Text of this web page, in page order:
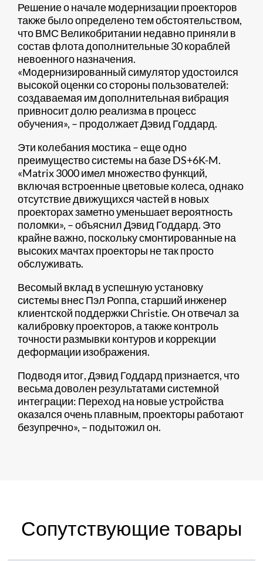
Решение о начале модернизации проекторов
также было определено тем обстоятельством,
что ВМС Великобритании недавно приняли в
состав флота дополнительные 30 кораблей
невоенного назначения.
«Модернизированный симулятор удостоился
высокой оценки со стороны пользователей:
создаваемая им дополнительная вибрация
привносит долю реализма в процесс
обучения», – продолжает Дэвид Годдард.
Эти колебания мостика – еще одно
преимущество системы на базе DS+6K-M.
«Matrix 3000 имел множество функций,
включая встроенные цветовые колеса, однако
отсутствие движущихся частей в новых
проекторах заметно уменьшает вероятность
поломки», – объяснил Дэвид Годдард. Это
крайне важно, поскольку смонтированные на
высоких мачтах проекторы не так просто
обслуживать.
Весомый вклад в успешную установку
системы внес Пэл Роппа, старший инженер
клиентской поддержки Christie. Он отвечал за
калибровку проекторов, а также контроль
точности размывки контуров и коррекции
деформации изображения.
Подводя итог, Дэвид Годдард признается, что
весьма доволен результатами системной
интеграции: Переход на новые устройства
оказался очень плавным, проекторы работают
безупречно», – подытожил он.
Сопутствующие товары